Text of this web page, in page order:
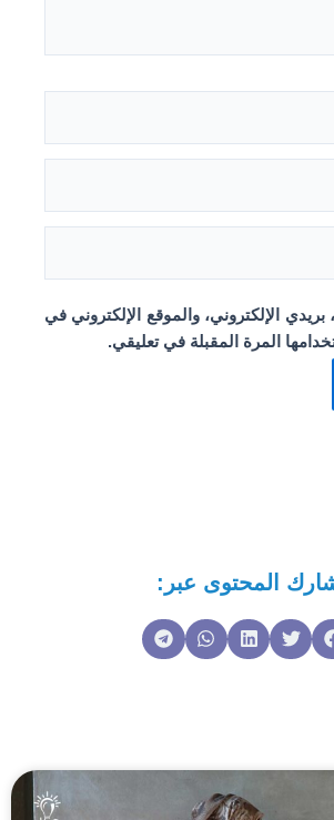
الإلكتروني، والموقع الإلكتروني في
المرة المقبلة في تعليقي.
المحتوى عبر: